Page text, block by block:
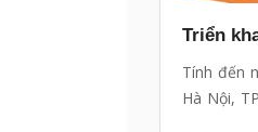
Tính đến
Hà Nội,